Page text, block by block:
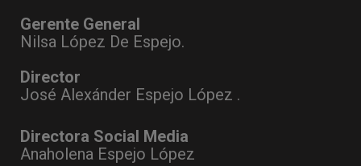
Gerente General
Nilsa López De Espejo.
Director
José Alexánder Espejo López .
Directora Social Media
Anaholena Espejo López